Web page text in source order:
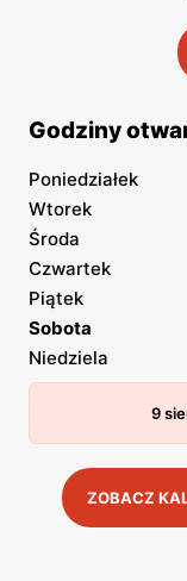
Godziny
Poniedziałek
Wtorek
Środa
Czwartek
Piątek
Sobota
Niedziela
9
ZOBACZ